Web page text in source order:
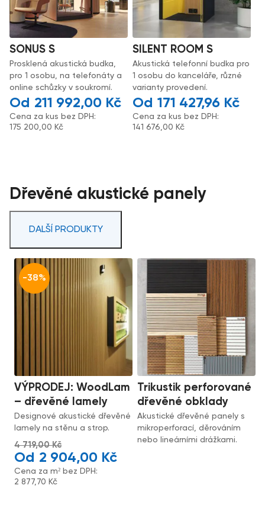
SONUS S
Prosklená akustická budka,
pro 1 osobu, na telefonáty a
online schůzky v soukromí.
211 992,00 Kč
Cena za kus bez DPH:
175 200,00 Kč
SILENT ROOM S
Akustická telefonní budka pro
1 osobu do kanceláře, různé
varianty provedení.
171 427,96 Kč
Cena za kus bez DPH:
141 676,00 Kč
Dřevěné akustické panely
DALŠÍ PRODUKTY
-38%
VÝPRODEJ: WoodLam
– dřevěné lamely
Designové akustické dřevěné
lamely na stěnu a strop.
4 719,00Kč
2 904,00 Kč
Cena za m² bez DPH:
2 877,70 Kč
Trikustik perforované
dřevěné obklady
Akustické dřevěné panely s
mikroperforací, děrováním
nebo lineárními drážkami.